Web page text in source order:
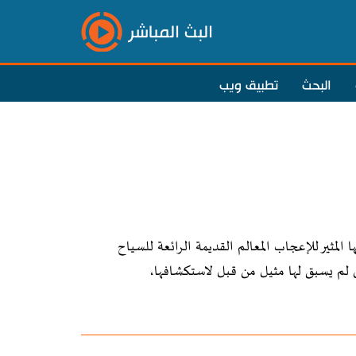
البث المباشر
البحث تطبيق ويب
للإعجاب المعالم القديمة الرائعة للسياح
لم يسبق لها مثيل من قبل لاستكشافها،